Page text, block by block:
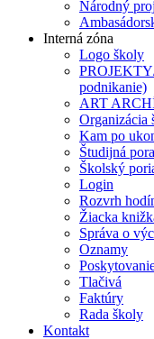
Národný
Interná zóna
Logo školy
podnikanie)
ART
Organizácia
Kam po
Študijná
Školský
Login
Rozvrh
Žiacka
Správa o
Oznamy
Tlačivá
Faktúry
Rada školy
Kontakt